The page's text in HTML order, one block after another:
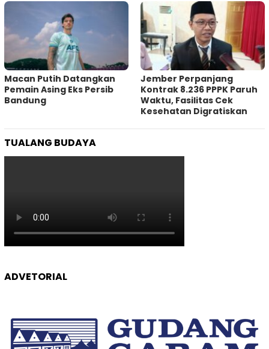
Macan Putih Datangkan
Pemain Asing Eks Persib
Bandung
Jember Perpanjang
Kontrak 8.236 PPPK Paruh
Waktu, Fasilitas Cek
Kesehatan Digratiskan
TUALANG BUDAYA
ADVETORIAL